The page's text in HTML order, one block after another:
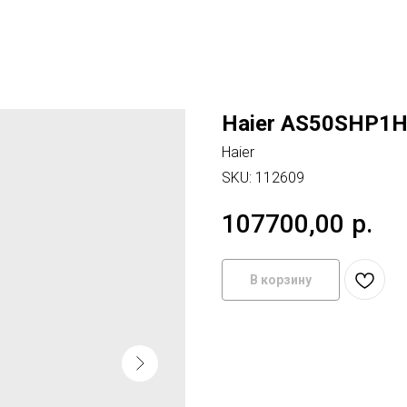
Haier
Haier
SKU: 112609
107700,00 р.
В корзину